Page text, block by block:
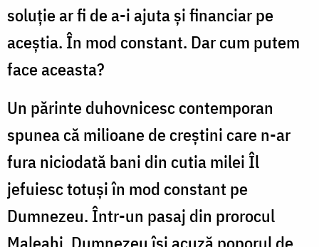
soluție ar fi de a-i ajuta și financiar pe
aceștia. În mod constant. Dar cum putem
face aceasta?
Un părinte duhovnicesc contemporan
spunea că milioane de creștini care n-ar
fura niciodată bani din cutia milei Îl
jefuiesc totuși în mod constant pe
Dumnezeu. Într-un pasaj din prorocul